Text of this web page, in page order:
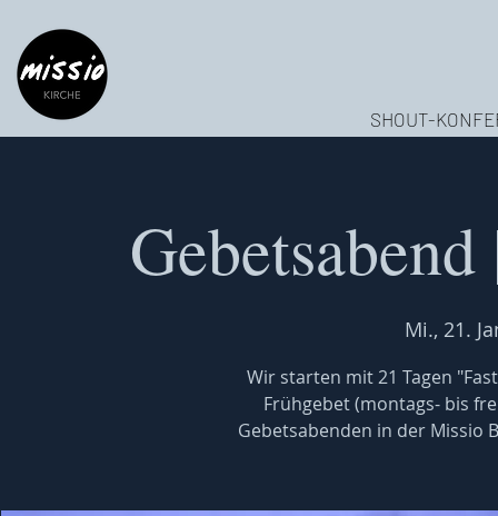
SHOUT-
Mi., 21.
Wir starten mit 21 Tagen
Frühgebet (montags- bis
Gebetsabenden in der Missio